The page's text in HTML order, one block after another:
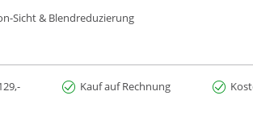
Sicht & Blendreduzierung
Kauf auf Rechnung